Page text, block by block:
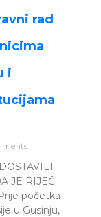
rad
i
JE RIJEČ
početka
u Gusinju,